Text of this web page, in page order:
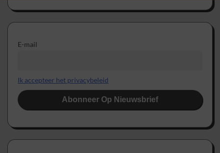
E-mail
Ik accepteer het privacybeleid